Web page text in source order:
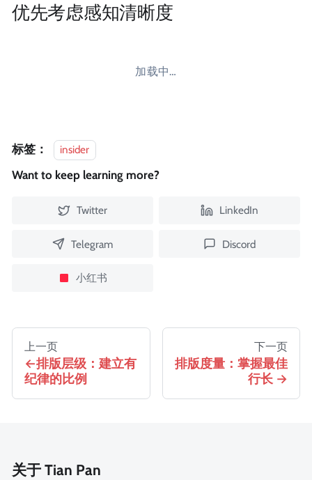
优先考虑感知清晰度
加载中…
标签： insider
Want to keep learning more?
Twitter LinkedIn
Telegram Discord
小红书
上一页
排版层级：建立有
纪律的比例
下一页
排版度量：掌握最佳
行长
关于 Tian Pan